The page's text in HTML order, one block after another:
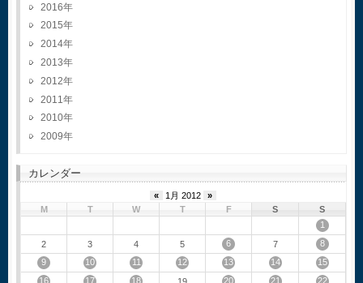
2016
2015
2014
2013
2012
2011
2010
2009
カレンダー
« 1月 2012
»
M
T W T F S
S
1
2
3 4 5 6 7
8
9
10 11 12 13 14
15
16
17 18 19 20 21
22